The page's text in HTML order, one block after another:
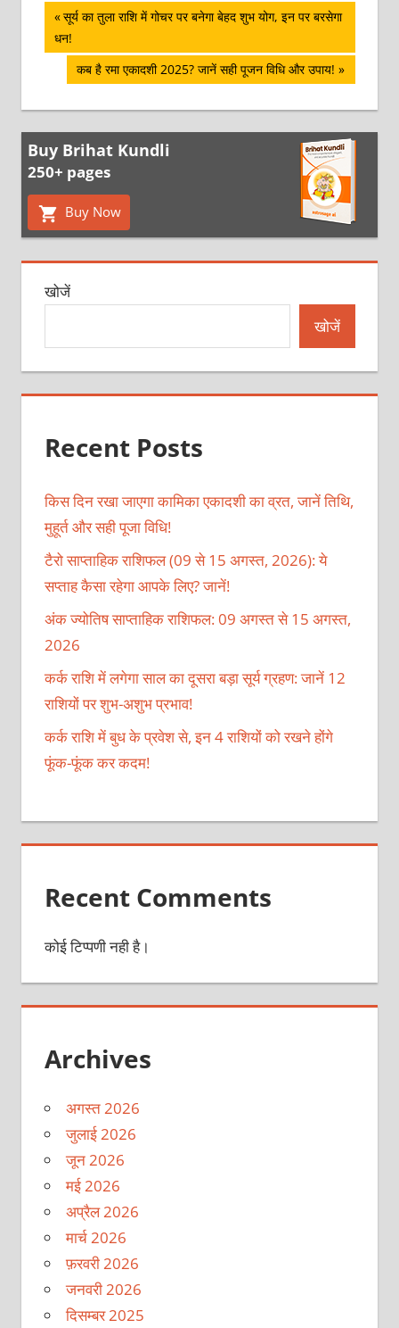
पोस्ट
नेविगेशन
Previous
Post:
सूर्य का तुला राशि में गोचर पर बनेगा बेहद शुभ योग, इन पर बरसेगा
धन!
Next
Post:
कब है रमा एकादशी 2025? जानें सही पूजन विधि और उपाय!
Buy Brihat Kundli
250+ pages
Buy Now
खोजें
खोजें
Recent Posts
किस दिन रखा जाएगा कामिका एकादशी का व्रत, जानें तिथि,
मुहूर्त और सही पूजा विधि!
टैरो साप्ताहिक राशिफल (09 से 15 अगस्त, 2026): ये
सप्ताह कैसा रहेगा आपके लिए? जानें!
अंक ज्योतिष साप्ताहिक राशिफल: 09 अगस्त से 15 अगस्त,
2026
कर्क राशि में लगेगा साल का दूसरा बड़ा सूर्य ग्रहण: जानें 12
राशियों पर शुभ-अशुभ प्रभाव!
कर्क राशि में बुध के प्रवेश से, इन 4 राशियों को रखने होंगे
फूंक-फूंक कर कदम!
Recent Comments
कोई टिप्पणी नही है।
Archives
अगस्त 2026
जुलाई 2026
जून 2026
मई 2026
अप्रैल 2026
मार्च 2026
फ़रवरी 2026
जनवरी 2026
दिसम्बर 2025